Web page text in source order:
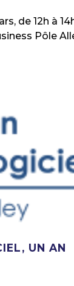
de 12h à
Pôle
UN AN